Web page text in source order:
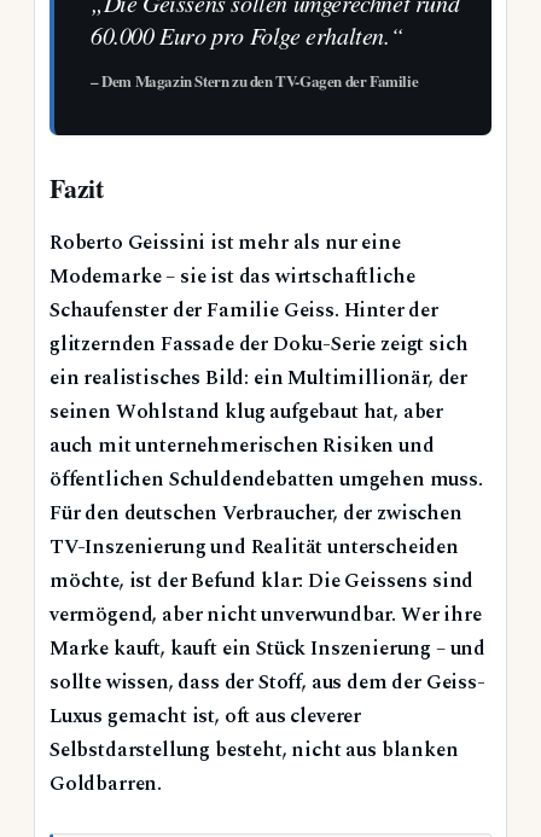
60.000 Euro pro Folge erhalten.“
– Dem Magazin Stern zu den TV-Gagen der Familie
Fazit
Roberto Geissini ist mehr als nur eine
Modemarke – sie ist das wirtschaftliche
Schaufenster der Familie Geiss. Hinter der
glitzernden Fassade der Doku-Serie zeigt sich
ein realistisches Bild: ein Multimillionär, der
seinen Wohlstand klug aufgebaut hat, aber
auch mit unternehmerischen Risiken und
öffentlichen Schuldendebatten umgehen muss.
Für den deutschen Verbraucher, der zwischen
TV-Inszenierung und Realität unterscheiden
möchte, ist der Befund klar: Die Geissens sind
vermögend, aber nicht unverwundbar. Wer ihre
Marke kauft, kauft ein Stück Inszenierung – und
sollte wissen, dass der Stoff, aus dem der Geiss-
Luxus gemacht ist, oft aus cleverer
Selbstdarstellung besteht, nicht aus blanken
Goldbarren.